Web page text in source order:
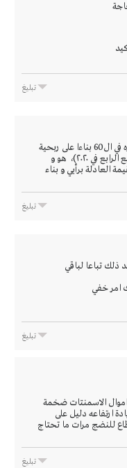
تبليغ
يا سلام، على كذا ممكن نشوف سعره في ال60 بناءا على ربحية
السهم للعام ٢٠٢٠ (و توقعات ربح الربع الرابع في ٢٠٢٠)، هو و
العادلة برأيي و بناء
تبليغ
تباعا لباقي
امر خفي
تبليغ
الاسمنتات ضخمة
ارتفاعه دليل على
للنضج مرات ما تحتاج
تبليغ